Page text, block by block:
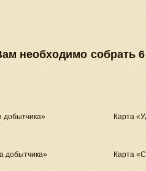
необходимо собрать
добытчика» Карта
добытчика» Карта